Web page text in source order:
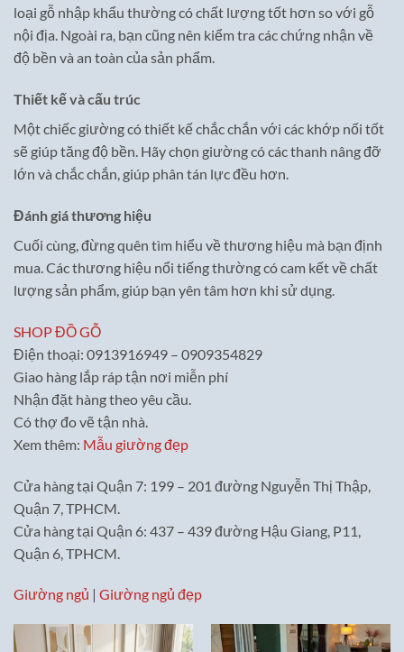
loại gỗ nhập khẩu thường có chất lượng tốt hơn so với gỗ
nội địa. Ngoài ra, bạn cũng nên kiểm tra các chứng nhận về
độ bền và an toàn của sản phẩm.
Thiết kế và cấu trúc
Một chiếc giường có thiết kế chắc chắn với các khớp nối tốt
sẽ giúp tăng độ bền. Hãy chọn giường có các thanh nâng đỡ
lớn và chắc chắn, giúp phân tán lực đều hơn.
Đánh giá thương hiệu
Cuối cùng, đừng quên tìm hiểu về thương hiệu mà bạn định
mua. Các thương hiệu nổi tiếng thường có cam kết về chất
lượng sản phẩm, giúp bạn yên tâm hơn khi sử dụng.
SHOP ĐỒ GỖ
Điện thoại: 0913916949 – 0909354829
Giao hàng lắp ráp tận nơi miễn phí
Nhận đặt hàng theo yêu cầu.
Có thợ đo vẽ tận nhà.
Xem thêm: Mẫu giường đẹp
Cửa hàng tại Quận 7: 199 – 201 đường Nguyễn Thị Thập,
Quận 7, TPHCM.
Cửa hàng tại Quận 6: 437 – 439 đường Hậu Giang, P11,
Quận 6, TPHCM.
Giường ngủ | Giường ngủ đẹp